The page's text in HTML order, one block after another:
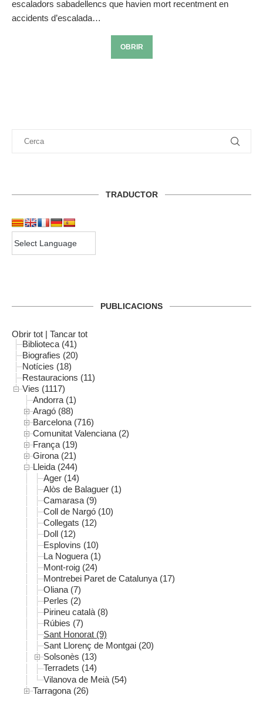
escaladors sabadellencs que havien mort recentment en
accidents d’escalada…
OBRIR
TRADUCTOR
PUBLICACIONS
Obrir tot | Tancar tot
Biblioteca (41)
Biografies (20)
Notícies (18)
Restauracions (11)
Vies (1117)
Andorra (1)
Aragó (88)
Barcelona (716)
Comunitat Valenciana (2)
França (19)
Girona (21)
Lleida (244)
Ager (14)
Alòs de Balaguer (1)
Camarasa (9)
Coll de Nargó (10)
Collegats (12)
Doll (12)
Esplovins (10)
La Noguera (1)
Mont-roig (24)
Montrebei Paret de Catalunya (17)
Oliana (7)
Perles (2)
Pirineu català (8)
Rúbies (7)
Sant Honorat (9)
Sant Llorenç de Montgai (20)
Solsonès (13)
Terradets (14)
Vilanova de Meià (54)
Tarragona (26)